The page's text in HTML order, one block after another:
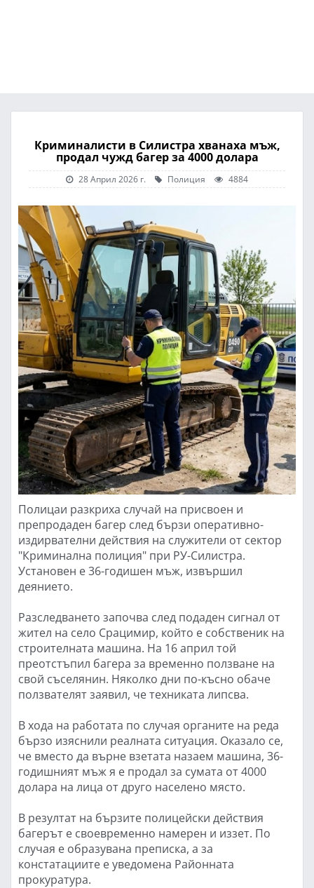
Криминалисти в Силистра хванаха мъж,
продал чужд багер за 4000 долара
28 Април 2026 г. Полиция 4884
Полицаи разкриха случай на присвоен и
препродаден багер след бързи оперативно-
издирвателни действия на служители от сектор
"Криминална полиция" при РУ-Силистра.
Установен е 36-годишен мъж, извършил
деянието.
Разследването започва след подаден сигнал от
жител на село Срацимир, който е собственик на
строителната машина. На 16 април той
преотстъпил багера за временно ползване на
свой съселянин. Няколко дни по-късно обаче
ползвателят заявил, че техниката липсва.
В хода на работата по случая органите на реда
бързо изяснили реалната ситуация. Оказало се,
че вместо да върне взетата назаем машина, 36-
годишният мъж я е продал за сумата от 4000
долара на лица от друго населено място.
В резултат на бързите полицейски действия
багерът е своевременно намерен и иззет. По
случая е образувана преписка, а за
констатациите е уведомена Районната
прокуратура.